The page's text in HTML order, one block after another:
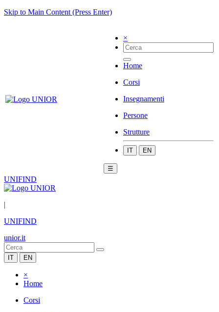
Skip to Main Content (Press Enter)
×
Home
Corsi
Insegnamenti
Persone
Strutture
IT EN
☰
UNIFIND
|
UNIFIND
unior.it
IT EN
×
Home
Corsi